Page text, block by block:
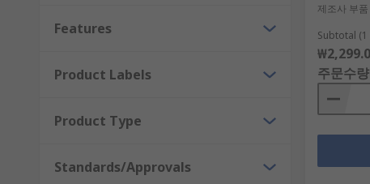
Features
Product Labels
Product Type
Standards/Approvals
제조사 부품
Subtotal (1
주문수량